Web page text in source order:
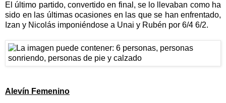
El último partido, convertido en final, se lo llevaban como ha
sido en las últimas ocasiones en las que se han enfrentado,
Izan y Nicolás imponiéndose a Unai y Rubén por 6/4 6/2.
Alevín Femenino